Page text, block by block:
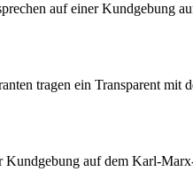
auf einer Kundgebung
tragen ein Transparent
Kundgebung auf dem Karl-